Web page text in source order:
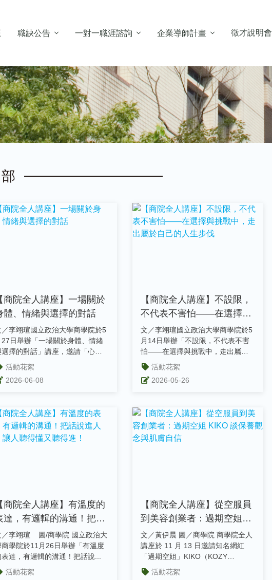
職缺公告 一對一職涯諮詢 企業導師計畫 徵才說明會
【商院全人講座】一場關於
體、情緒與選擇的對話
／李翊瑄國立政治大學商學院於5
27日舉辦「一場關於身體、情緒
選擇的對話」講座，邀請「心沛
養」創辦人、同時具備與催眠治
師...
活動花絮
2026-06-08
【商院全人講座】不設限，
不代表不害怕——在選擇與
挑戰中，走出屬於自己的人
生步伐
文／李翊瑄國立政治大學商學院於5
月14日舉辦「不設限，不代表不害
怕——在選擇與挑戰中，走出屬於
自己的人生步伐」講座，邀請95級
校...
活動花絮
2026-05-26
【商院全人講座】有溫度的
達，有邏輯的溝通！把話
進人心，讓人聽得懂又聽
進！
李翊瑄 圖/商學院 國立政治大
商學院於11月26日舉辦「有溫度
表達，有邏輯的溝通！把話說...
活動花絮
【商院全人講座】從空服員
到美容創業者：過期空姐
KIKO 談保養觀念與肌膚自
信
文／黃伊晨 圖／商學院 商學院全人
講座於 11 月 13 日邀請知名網紅
「過期空姐」KIKO（KOZY
SALON、KOOII...
活動花絮